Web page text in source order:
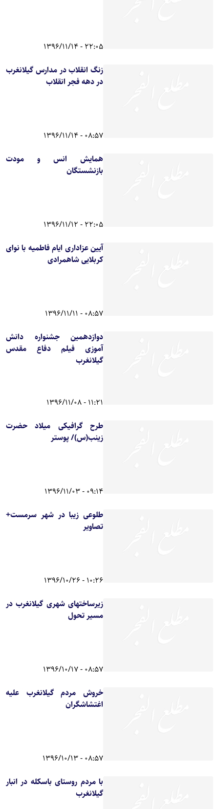
22:05 - 1396/11/14
زنگ انقلاب در مدارس گیلانغرب
در دهه فجر انقلاب
08:57 - 1396/11/14
همایش انس و مودت
بازنشستگان
22:05 - 1396/11/12
آیین عزاداری ایام فاطمیه با نوای
کربلایی شاهمرادی
08:57 - 1396/11/11
دوازدهمین جشنواره دانش
آموزی فیلم دفاع مقدس
گیلانغرب
11:21 - 1396/11/08
طرح گرافیکی میلاد حضرت
زینب(س)/ پوستر
09:14 - 1396/11/03
طلوعی زیبا در شهر سرمست+
تصاویر
10:26 - 1396/10/26
زیرساختهای شهری گیلانغرب در
مسیر تحول
08:57 - 1396/10/17
خروش مردم گیلانغرب علیه
اغتشاشگران
08:57 - 1396/10/13
با مردم روستای باسکله در انبار
گیلانغرب